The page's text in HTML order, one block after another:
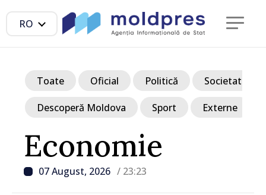
RO
Economie
07 August, 2026 / 23:23
Toate Oficial Politică Societate
Descoperă Moldova Sport Externe